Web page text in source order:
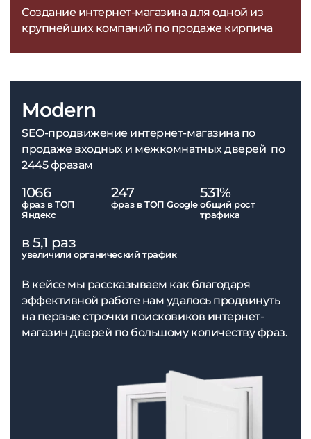
Modern
SEO-продвижение интернет-магазина по
продаже входных и межкомнатных дверей по
2445 фразам
1066
фраз в ТОП
Яндекс
247
фраз в ТОП Google
531%
общий рост
трафика
в 5,1 раз
увеличили органический трафик
В кейсе мы рассказываем как благодаря
эффективной работе нам удалось продвинуть
на первые строчки поисковиков интернет-
магазин дверей по большому количеству фраз.
Создание интернет-магазина для одной из
крупнейших компаний по продаже кирпича